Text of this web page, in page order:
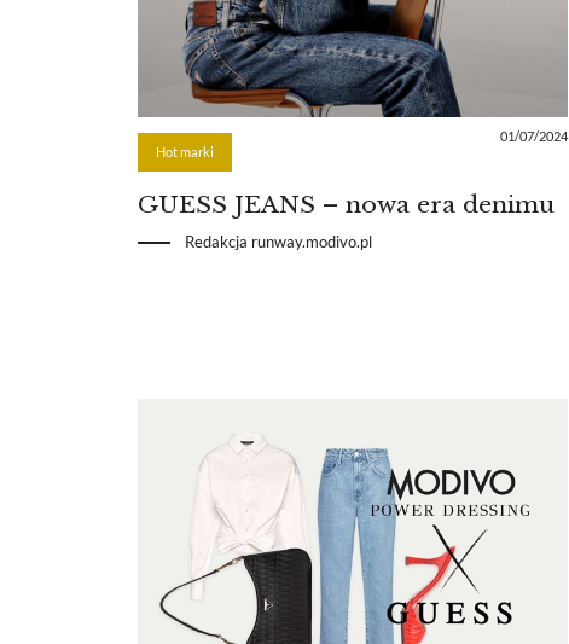
Hot marki
01/07/2024
GUESS JEANS – nowa era denimu
Redakcja runway.modivo.pl